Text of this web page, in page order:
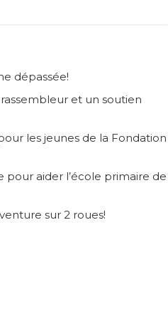
dépassée!
et un soutien
les jeunes de la Fondation
aider l’école primaire de
sur 2 roues!